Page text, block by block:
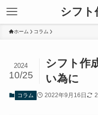
シフト
ホーム コラム
シフト作
い為に
2024
10/25
コラム 2022年9月16日